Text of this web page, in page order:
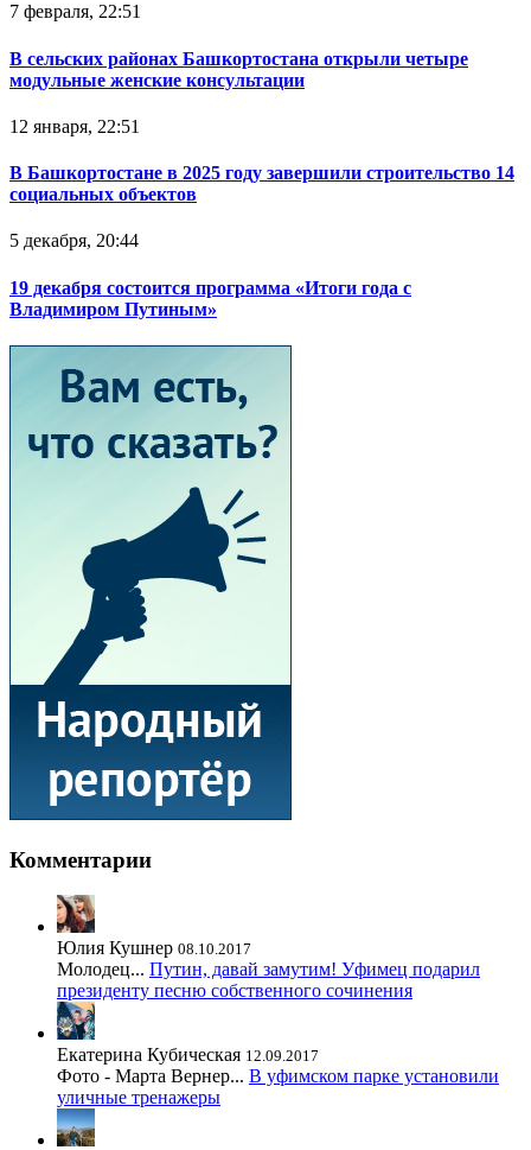
7 февраля, 22:51
В сельских районах Башкортостана открыли четыре
модульные женские консультации
12 января, 22:51
В Башкортостане в 2025 году завершили строительство 14
социальных объектов
5 декабря, 20:44
19 декабря состоится программа «Итоги года с
Владимиром Путиным»
Комментарии
Юлия Кушнер 08.10.2017
Молодец... Путин, давай замутим! Уфимец подарил
президенту песню собственного сочинения
Екатерина Кубическая 12.09.2017
Фото - Марта Вернер... В уфимском парке установили
уличные тренажеры